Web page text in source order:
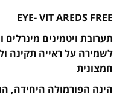
EYE- VIT AREDS FREE
תערובת ויטמינים מינרלים
לשמירה על ראייה תקינה
חמצונית
הינה הפורמולה היחידה,